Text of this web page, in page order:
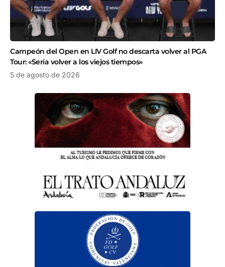
Campeón del Open en LIV Golf no descarta volver al PGA
Tour: «Sería volver a los viejos tiempos»
5 de agosto de 2026